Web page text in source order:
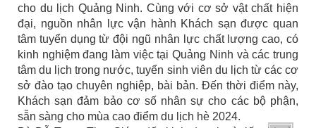
cho du lịch Quảng Ninh. Cùng với cơ sở vật chất hiện
đại, nguồn nhân lực vận hành Khách sạn được quan
tâm tuyển dụng từ đội ngũ nhân lực chất lượng cao, có
kinh nghiệm đang làm việc tại Quảng Ninh và các trung
tâm du lịch trong nước, tuyển sinh viên du lịch từ các cơ
sở đào tạo chuyên nghiệp, bài bản. Đến thời điểm này,
Khách sạn đảm bảo cơ số nhân sự cho các bộ phận,
sẵn sàng cho mùa cao điểm du lịch hè 2024.